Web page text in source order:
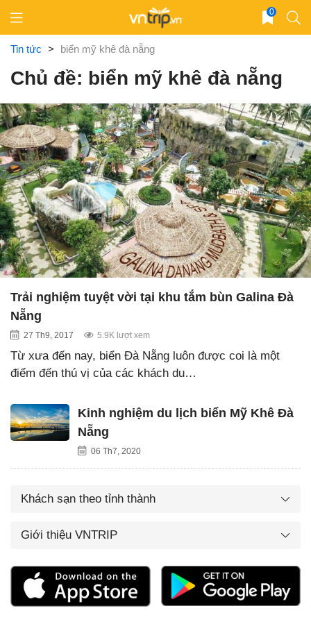
content
0
Tin tức > biển mỹ khê đà nẵng
Chủ đề: biển mỹ khê đà nẵng
Trải nghiệm tuyệt vời tại khu tắm bùn Galina Đà
Nẵng
27 Th9, 2017 5.9K lượt xem
Từ xưa đến nay, biển Đà Nẵng luôn được coi là một
điểm đến thú vị của các khách du…
Kinh nghiệm du lịch biển Mỹ Khê Đà
Nẵng
06 Th7, 2020
Khách sạn theo tỉnh thành
Giới thiệu VNTRIP